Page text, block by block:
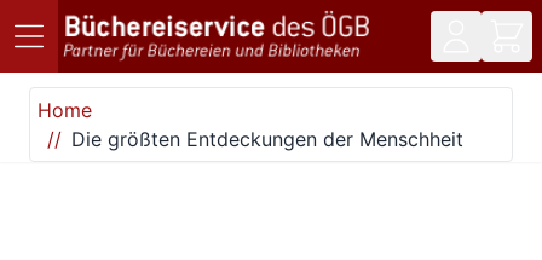
Direkt zum Inhalt
Home
Die größten Entdeckungen der Menschheit